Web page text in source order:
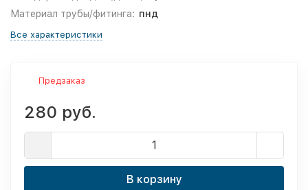
Материал трубы/фитинга: пнд
Все характеристики
Предзаказ
280 руб.
В корзину